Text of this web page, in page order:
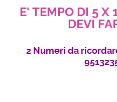
E' TEMPO DI 5 X
DEVI
2 Numeri da